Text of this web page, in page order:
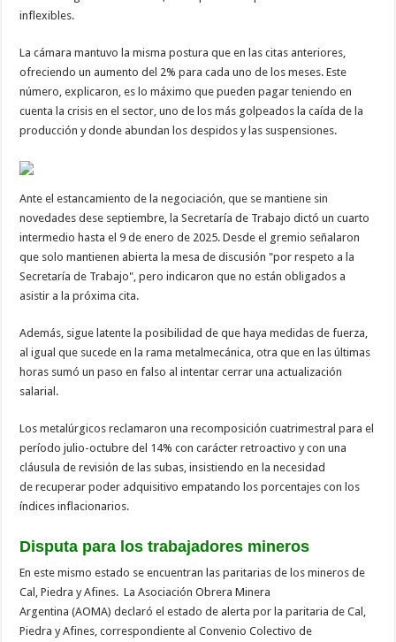
inflexibles.
La cámara mantuvo la misma postura que en las citas anteriores,
ofreciendo un aumento del 2% para cada uno de los meses. Este
número, explicaron, es lo máximo que pueden pagar teniendo en
cuenta la crisis en el sector, uno de los más golpeados la caída de la
producción y donde abundan los despidos y las suspensiones.
Ante el estancamiento de la negociación, que se mantiene sin
novedades dese septiembre, la Secretaría de Trabajo dictó un cuarto
intermedio hasta el 9 de enero de 2025. Desde el gremio señalaron
que solo mantienen abierta la mesa de discusión "por respeto a la
Secretaría de Trabajo", pero indicaron que no están obligados a
asistir a la próxima cita.
Además, sigue latente la posibilidad de que haya medidas de fuerza,
al igual que sucede en la rama metalmecánica, otra que en las últimas
horas sumó un paso en falso al intentar cerrar una actualización
salarial.
Los metalúrgicos reclamaron una recomposición cuatrimestral para el
período julio-octubre del 14% con carácter retroactivo y con una
cláusula de revisión de las subas, insistiendo en la necesidad
de recuperar poder adquisitivo empatando los porcentajes con los
índices inflacionarios.
Disputa para los trabajadores mineros
En este mismo estado se encuentran las paritarias de los mineros de
Cal, Piedra y Afines. La Asociación Obrera Minera
Argentina (AOMA) declaró el estado de alerta por la paritaria de Cal,
Piedra y Afines, correspondiente al Convenio Colectivo de